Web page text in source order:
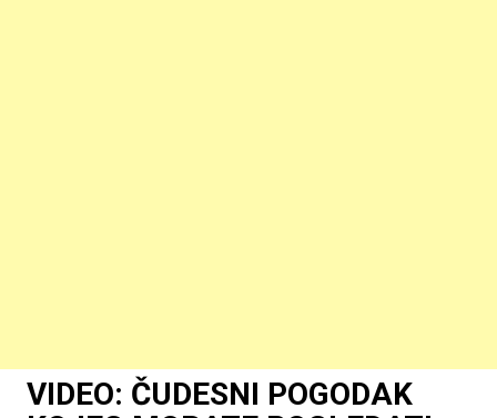
VIDEO: ČUDESNI POGODAK